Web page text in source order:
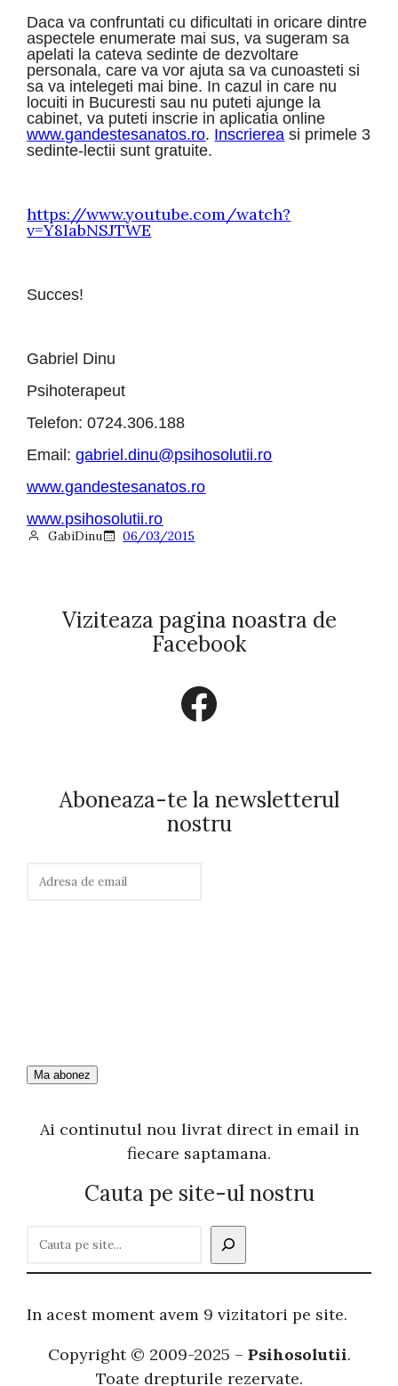
Daca va confruntati cu dificultati in oricare dintre
aspectele enumerate mai sus, va sugeram sa
apelati la cateva sedinte de dezvoltare
personala, care va vor ajuta sa va cunoasteti si
sa va intelegeti mai bine. In cazul in care nu
locuiti in Bucuresti sau nu puteti ajunge la
cabinet, va puteti inscrie in aplicatia online
www.gandestesanatos.ro. Inscrierea si primele 3
sedinte-lectii sunt gratuite.
https://www.youtube.com/watch?
v=Y8labNSJTWE
Succes!
Gabriel Dinu
Psihoterapeut
Telefon: 0724.306.188
Email:gabriel.dinu@psihosolutii.ro
www.gandestesanatos.ro
www.psihosolutii.ro
GabiDinu 06/03/2015
Viziteaza pagina noastra de
Facebook
Facebook
Aboneaza-te la newsletterul
nostru
Ai continutul nou livrat direct in email in
fiecare saptamana.
Cauta pe site-ul nostru
t
In acest moment avem 9 vizitatori pe site.
Copyright © 2009-2025 – Psihosolutii.
Toate drepturile rezervate.